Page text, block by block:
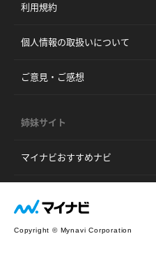
利用規約
個人情報の取扱いについて
ご意見・ご感想
姉妹サイト
マイナビおすすめナビ
Copyright © Mynavi Corporation